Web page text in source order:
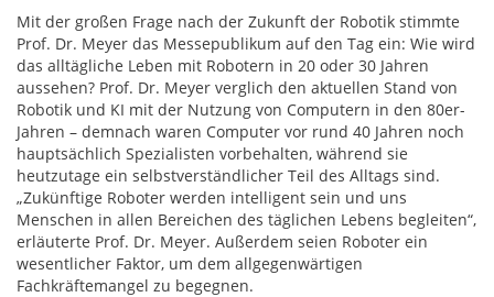
Mit der großen Frage nach der Zukunft der Robotik stimmte
Prof. Dr. Meyer das Messepublikum auf den Tag ein: Wie wird
das alltägliche Leben mit Robotern in 20 oder 30 Jahren
aussehen? Prof. Dr. Meyer verglich den aktuellen Stand von
Robotik und KI mit der Nutzung von Computern in den 80er-
Jahren – demnach waren Computer vor rund 40 Jahren noch
hauptsächlich Spezialisten vorbehalten, während sie
heutzutage ein selbstverständlicher Teil des Alltags sind.
„Zukünftige Roboter werden intelligent sein und uns
Menschen in allen Bereichen des täglichen Lebens begleiten“,
erläuterte Prof. Dr. Meyer. Außerdem seien Roboter ein
wesentlicher Faktor, um dem allgegenwärtigen
Fachkräftemangel zu begegnen.